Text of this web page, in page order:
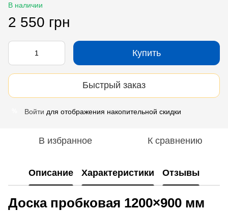
В наличии
2 550 грн
Купить
Быстрый заказ
Войти для отображения накопительной скидки
В избранное К сравнению
Описание Характеристики Отзывы
Доска пробковая 1200×900 мм